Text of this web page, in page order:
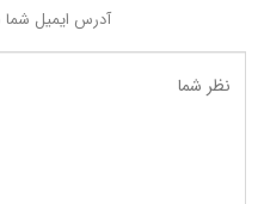
آدرس ایمیل